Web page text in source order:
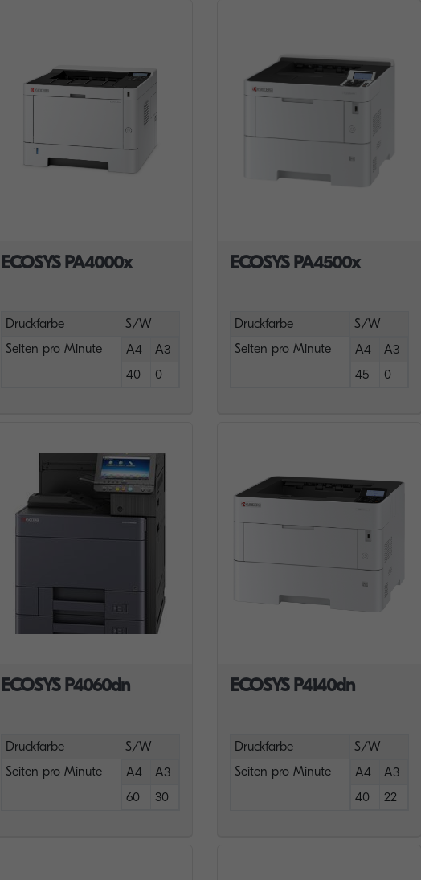
ECOSYS PA4000x
Druckfarbe
S/W
Seiten pro Minute
A4
A3
40
0
ECOSYS PA4500x
Druckfarbe
S/W
Seiten pro Minute
A4
A3
45
0
ECOSYS P4060dn
Druckfarbe
S/W
Seiten pro Minute
A4
A3
60
30
ECOSYS P4140dn
Druckfarbe
S/W
Seiten pro Minute
A4
A3
40
22